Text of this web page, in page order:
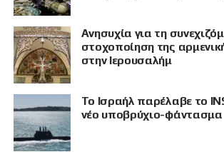
Ανησυχία για τη
στοχοποίηση της
στην Ιερουσαλήμ
Το Ισραήλ παρέλαβε το
νέο υποβρύχιο-φάντασμα